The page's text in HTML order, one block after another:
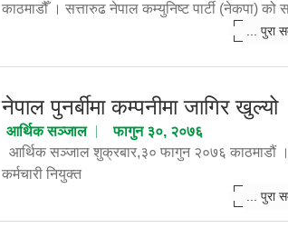
काठमाडौँ । सत्तारुढ नेपाल कम्युनिष्ट पार्टी (नेकपा)
... पुरा
नेपाल पुनर्बीमा कम्पनीमा जागिर खुल्यो
आर्थिक सञ्जाल
फागुन ३०, २०७६
आर्थिक सञ्जाल शुक्रबार,३० फागुन २०७६ काठमाडौं ।
कर्मचारी नियुक्त
... पुरा